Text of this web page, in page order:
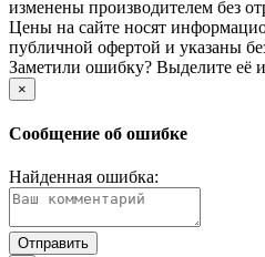
изменены производителем без
Цены на сайте носят
публичной офертой и указаны
Заметили ошибку? Выделите её
×
Сообщение об ошибке
Найденная ошибка: